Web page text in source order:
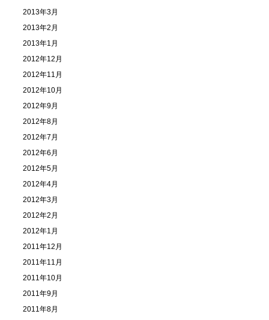
2013年3月
2013年2月
2013年1月
2012年12月
2012年11月
2012年10月
2012年9月
2012年8月
2012年7月
2012年6月
2012年5月
2012年4月
2012年3月
2012年2月
2012年1月
2011年12月
2011年11月
2011年10月
2011年9月
2011年8月